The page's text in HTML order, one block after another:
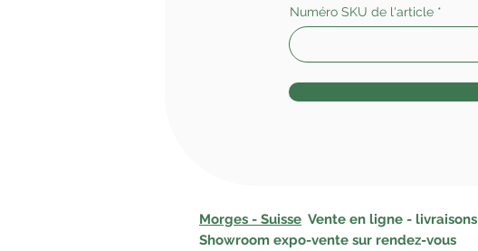
Numéro SKU de l'article
Morges - Suisse Vente en ligne - livraisons
Showroom expo-vente sur rendez-vous